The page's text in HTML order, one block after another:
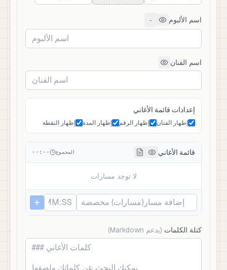
اسم الألبوم -
اسم الفنان
إعدادات قائمة الأغاني
إظهار الفنان إظهار الرقم إظهار المدة إظهار النقطة
قائمة الأغاني المجموع --:--
لا توجد مسارات
كتلة الكلمات (يدعم Markdown )